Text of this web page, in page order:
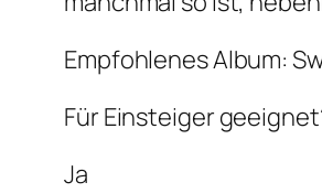
Empfohlenes Album:
Für Einsteiger
Ja